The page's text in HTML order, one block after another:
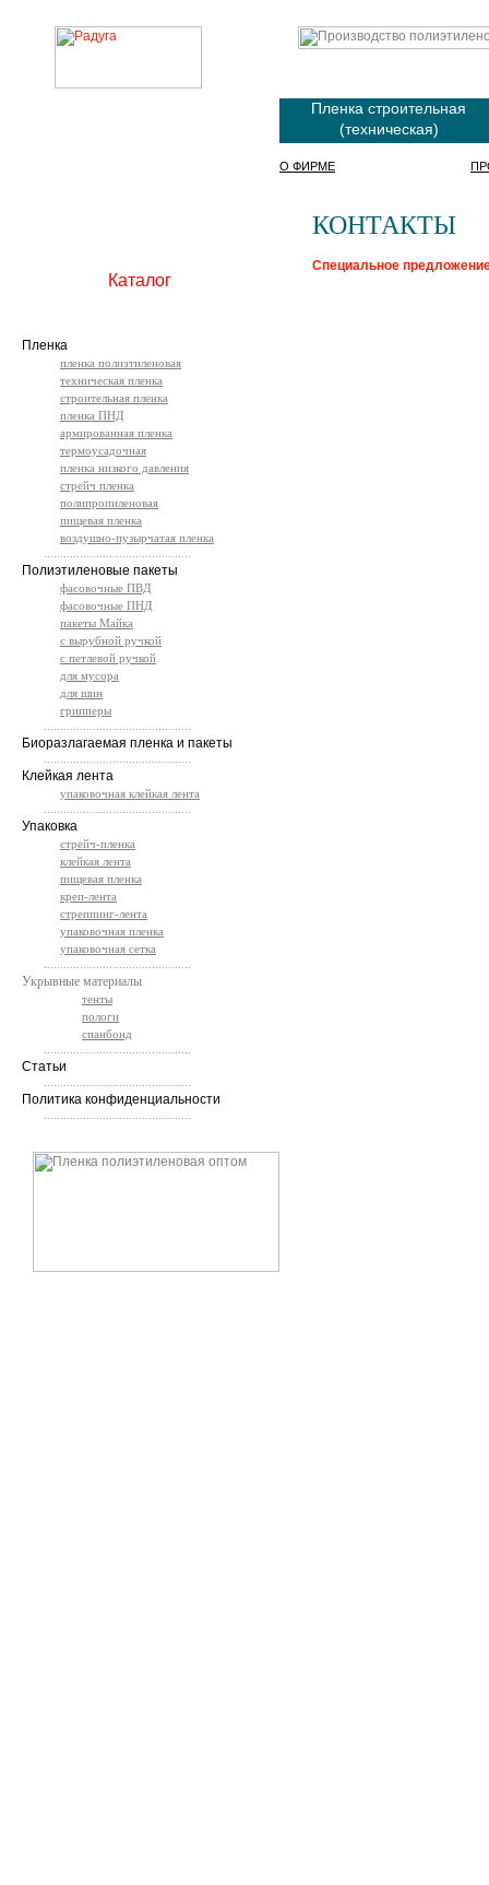
Пленка строительная
(техническая)
О ФИРМЕ
КОНТАКТЫ
Специальное
Каталог
Пленка
пленка полиэтиленовая
техническая пленка
строительная пленка
пленка ПНД
армированная пленка
термоусадочная
пленка низкого давления
стрейч пленка
полипропиленовая
пищевая пленка
воздушно-пузырчатая пленка
Полиэтиленовые пакеты
фасовочные ПВД
фасовочные ПНД
пакеты Майка
с вырубной ручкой
с петлевой ручкой
для мусора
для шин
грипперы
Биоразлагаемая пленка и пакеты
Клейкая лента
упаковочная клейкая лента
Упаковка
стрейч-пленка
клейкая лента
пищевая пленка
креп-лента
стреппинг-лента
упаковочная пленка
упаковочная сетка
Укрывные материалы
тенты
пологи
спанбонд
Статьи
Политика конфиденциальности